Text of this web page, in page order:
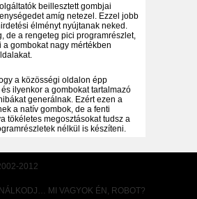
beillesztett gombjai
amíg netezel. Ezzel jobb
élményt nyújtanak neked.
de a rengeteg pici programrészlet,
a gombokat nagy mértékben
a közösségi oldalon épp
ilyenkor a gombokat tartalmazó
generálnak. Ezért ezen a
a natív gombok, de a fenti
tökéletes megosztásokat tudsz a
nélkül is készíteni.
2012
MI VAGYOK ÉN, ROBOT?